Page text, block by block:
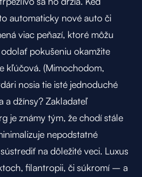
automaticky nové auto či
viac peňazí, ktoré môžu
pokušeniu okamžite
kľúčová. (Mimochodom,
nosia tie isté jednoduché
a džínsy? Zakladateľ
je známy tým, že chodí stále
nepodstatné
na dôležité veci. Luxus
filantropii, či súkromí – a